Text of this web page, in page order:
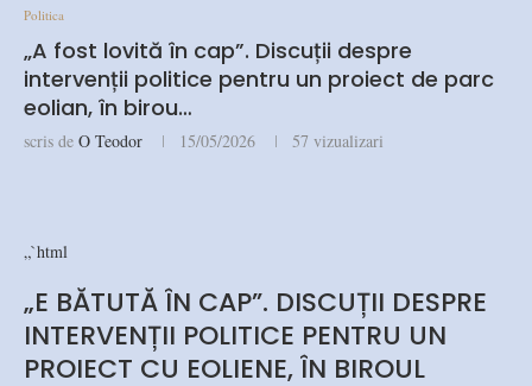
Politica
„A fost lovită în cap”. Discuții despre
intervenții politice pentru un proiect de parc
eolian, în birou…
scris de O Teodor 15/05/2026 57 vizualizari
„`html
„E BĂTUTĂ ÎN CAP”. DISCUȚII DESPRE
INTERVENȚII POLITICE PENTRU UN
PROIECT CU EOLIENE, ÎN BIROUL